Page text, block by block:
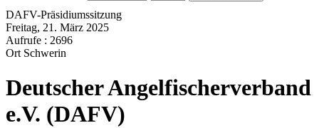
DAFV-Präsidiumssitzung
Freitag, 21. März 2025
Aufrufe : 2696
Ort Schwerin
Deutscher Angelfischerverband
e.V. (DAFV)